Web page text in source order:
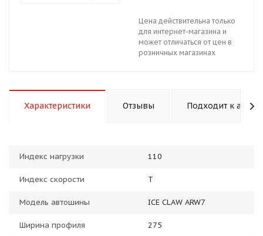
Цена действительна только
для интернет-магазина и
может отличаться от цен в
розничных магазинах
Характеристики Отзывы Подходит к авто
Индекс нагрузки 110
Индекс скорости T
Модель автошины ICE CLAW ARW7
Ширина профиля 275